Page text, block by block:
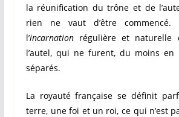
la réunification du trône et de
rien ne vaut d’être
l’incarnationrégulière et naturelle
l’autel, qui ne furent, du moins en
séparés.
La royauté française se définit
terre, une foi et un roi, ce qui n’est